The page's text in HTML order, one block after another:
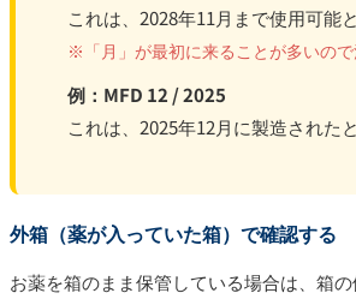
これは、2028年11月まで使用可能
※「月」が最初に来ることが多いので
例：MFD 12 / 2025
これは、2025年12月に製造された
外箱（薬が入っていた箱）で確認する
お薬を箱のまま保管している場合は、箱